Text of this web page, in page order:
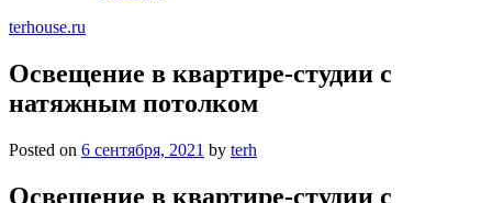
terhouse.ru
Освещение в квартире-студии с
натяжным потолком
Posted on 6 сентября, 2021 by terh
Освещение в квартире-студии с